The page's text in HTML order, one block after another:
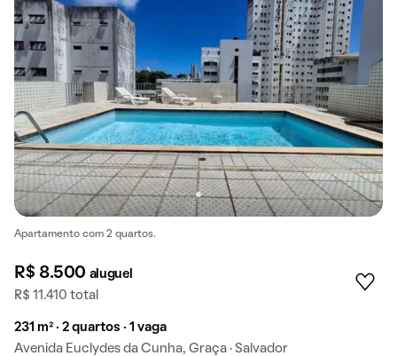
Apartamento com 2 quartos.
R$ 8.500 aluguel
R$ 11.410 total
231 m² · 2 quartos · 1 vaga
Avenida Euclydes da Cunha, Graça · Salvador